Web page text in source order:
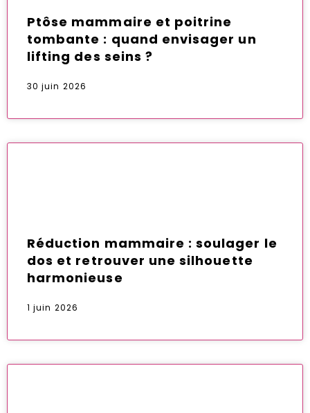
Ptôse mammaire et poitrine
tombante : quand envisager un
lifting des seins ?
30 juin 2026
Réduction mammaire : soulager le
dos et retrouver une silhouette
harmonieuse
1 juin 2026